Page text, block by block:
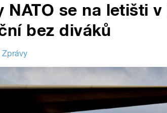
NATO se na letišti
bez diváků
Zprávy